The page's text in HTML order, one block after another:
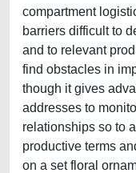
compartment
barriers difficult to
and to relevant
find obstacles in
though it gives
addresses to
relationships so to
productive terms
on a set floral